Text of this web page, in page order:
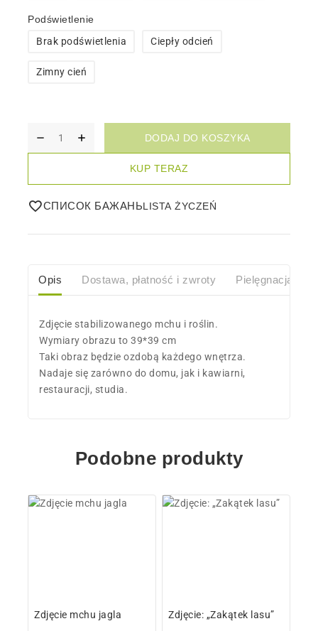
Podświetlenie
Brak podświetlenia
Ciepły odcień
Zimny cień
DODAJ DO KOSZYKA
KUP TERAZ
СПИСОК БАЖАНЬ
Opis Dostawa, płatność i zwroty Pielęgnacja
Zdjęcie stabilizowanego mchu i roślin.
Wymiary obrazu to 39*39 cm
Taki obraz będzie ozdobą każdego wnętrza.
Nadaje się zarówno do domu, jak i kawiarni,
restauracji, studia.
Podobne produkty
Zdjęcie mchu jagla Zdjęcie: „Zakątek lasu”